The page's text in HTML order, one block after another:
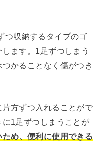
つ収納するタイプのゴ
ます。1足ずつしまう
かることなく傷がつき
方ずつ入れることがで
1足ずつしまうことが
め、便利に使用できる